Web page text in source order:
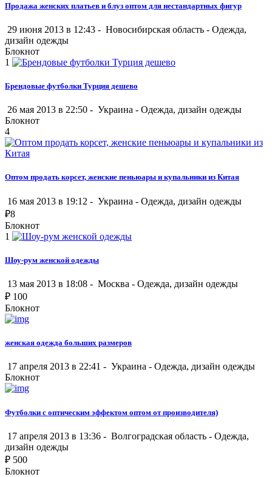
Продажа женских платьев и блуз оптом для нестандартных фигур
29 июня 2013 в 12:43 - Новосибирская область - Одежда,
дизайн одежды
Блокнот
1
Брендовые футболки Турция дешево
26 мая 2013 в 22:50 - Украина - Одежда, дизайн одежды
Блокнот
4
Оптом продать корсет, женские пеньюары и купальники из Китая
16 мая 2013 в 19:12 - Украина - Одежда, дизайн одежды
₽8
Блокнот
1
Шоу-рум женской одежды
13 мая 2013 в 18:08 - Москва - Одежда, дизайн одежды
₽ 100
Блокнот
женская одежда больших размеров
17 апреля 2013 в 22:41 - Украина - Одежда, дизайн одежды
Блокнот
Футболки с оптическим эффектом оптом от производителя)
17 апреля 2013 в 13:36 - Волгоградская область - Одежда,
дизайн одежды
₽ 500
Блокнот